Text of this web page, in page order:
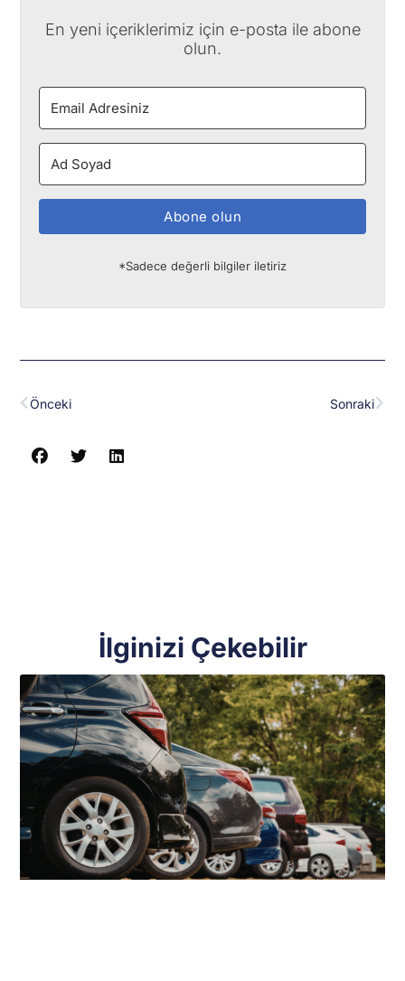
En yeni içeriklerimiz için e-posta ile abone
olun.
Abone olun
*Sadece değerli bilgiler iletiriz
Önceki Sonraki
İlginizi Çekebilir